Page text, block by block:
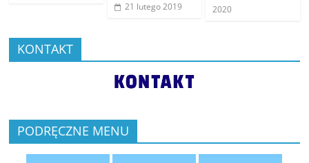
21 lutego 2019
2020
KONTAKT
PODRĘCZNE MENU